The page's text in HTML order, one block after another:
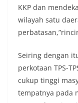
KKP dan
wilayah satu
Seiring dengan
perkotaan TPS-
cukup tinggi
tempatnya pada